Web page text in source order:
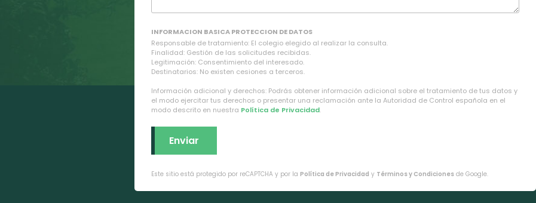
INFORMACION BASICA PROTECCION DE DATOS
Responsable de tratamiento: El colegio elegido al realizar la consulta.
Finalidad: Gestión de las solicitudes recibidas.
Legitimación: Consentimiento del interesado.
Destinatarios: No existen cesiones a terceros.
Información adicional y derechos: Podrás obtener información adicional sobre el tratamiento de tus datos y
el modo ejercitar tus derechos o presentar una reclamación ante la Autoridad de Control española en el
modo descrito en nuestra Política de Privacidad.
Este sitio está protegido por reCAPTCHA y por la Política de Privacidad y Términos y Condiciones de Google.